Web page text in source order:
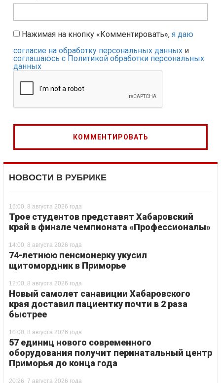
Нажимая на кнопку «Комментировать», я даю
согласие на обработку персональных данных и
соглашаюсь с Политикой обработки персональных
данных
НОВОСТИ В РУБРИКЕ
16:00, 8 августа 2026 года
Трое студентов представят Хабаровский
край в финале чемпионата «Профессионалы»
14:00, 8 августа 2026 года
74-летнюю пенсионерку укусил
щитомордник в Приморье
12:00, 8 августа 2026 года
Новый самолет санавиции Хабаровского
края доставил пациентку почти в 2 раза
быстрее
10:00, 8 августа 2026 года
57 единиц нового современного
оборудования получит перинатальный центр
Приморья до конца года
20:26, 7 августа 2026 года